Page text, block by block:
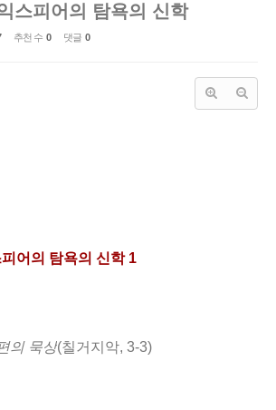
스피어의 탐욕의 신학
추천 수 0 댓글 0
어의 탐욕의 신학 1
의 묵상(칠거지악, 3-3)